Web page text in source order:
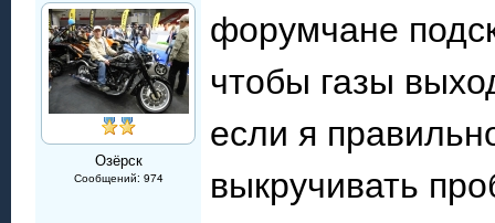
Озёрск
Сообщений: 974
форумчане
чтобы газы
если я
выкручивать